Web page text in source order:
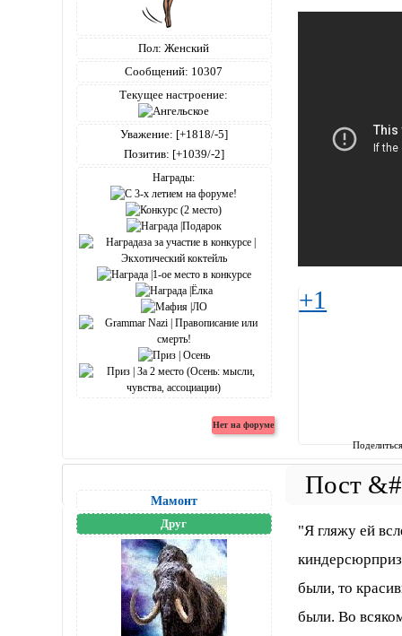
Пол: Женский
Сообщений: 10307
Текущее настроение:
Уважение: [+1818/-5]
Позитив: [+1039/-2]
Награды:
+1
Мамонт
Друг
"Я гляжу ей
были, то
были. Во